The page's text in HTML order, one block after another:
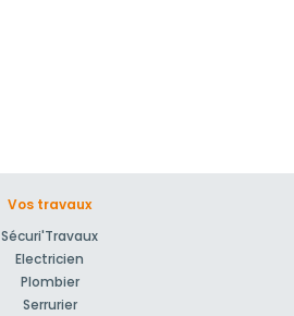
Vos travaux
Sécuri'Travaux
Electricien
Plombier
Serrurier